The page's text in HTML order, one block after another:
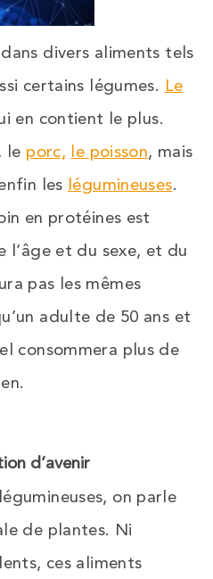
divers aliments tels
certains légumes. Le
en contient le plus.
le porc, le poisson, mais
les légumineuses.
en protéines est
et du sexe, et du
pas les mêmes
adulte de 50 ans et
consommera plus de
d’avenir
on parle
de plantes. Ni
ces aliments